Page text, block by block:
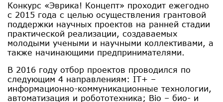
Конкурс «Эврика! Концепт» проходит ежегодно
с 2015 года с целью осуществления грантовой
поддержки научных проектов на ранней стадии
практической реализации, создаваемых
молодыми учеными и научными коллективами, а
также начинающими предпринимателями.
В 2016 году отбор проектов проводился по
следующим 4 направлениям: IT+ –
информационно-коммуникационные технологии,
автоматизация и робототехника; Bio – био- и